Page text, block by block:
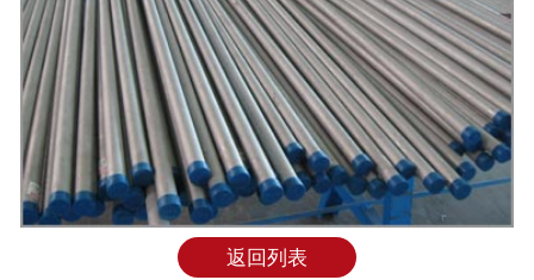
包装运输
技术标准
联系我们
返回列表